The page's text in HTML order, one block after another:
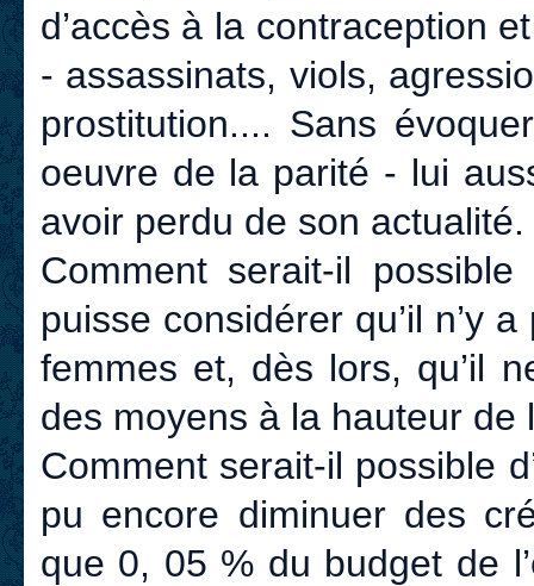
d’accès à la contraception
- assassinats, viols,
prostitution.... Sans
oeuvre de la parité - lui
avoir perdu de son actualité.
Comment serait-il
puisse considérer qu’il n’y
femmes et, dès lors, qu’il
des moyens à la hauteur
Comment serait-il possible
pu encore diminuer des
que 0, 05 % du budget de